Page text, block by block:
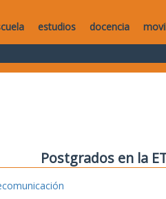
estudios docencia
Postgrados en la